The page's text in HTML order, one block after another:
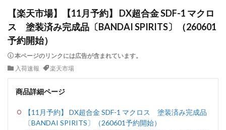
【楽天市場】【11月予約】 DX超合金 SDF-1 マクロ
ス 塗装済み完成品〔BANDAI SPIRITS〕（260601
予約開始）
本ページのリンクには広告が含まれています。
入荷速報
楽天市場
商品詳細ページ
【11月予約】 DX超合金 SDF-1 マクロス 塗装済み完成品
〔BANDAI SPIRITS〕（260601予約開始）